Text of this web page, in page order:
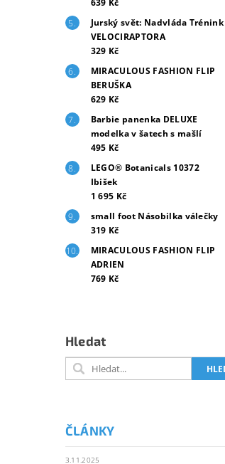
639 Kč
Jurský svět: Nadvláda Trénink
VELOCIRAPTORA
329 Kč
MIRACULOUS FASHION FLIP
BERUŠKA
629 Kč
Barbie panenka DELUXE
modelka v šatech s mašlí
495 Kč
LEGO® Botanicals 10372
Ibišek
1 695 Kč
small foot Násobilka válečky
319 Kč
MIRACULOUS FASHION FLIP
ADRIEN
769 Kč
Hledat
ČLÁNKY
3.11.2025